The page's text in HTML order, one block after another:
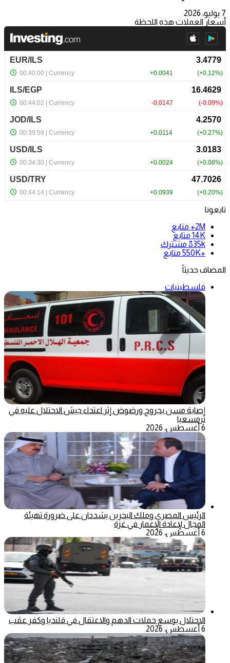
7 يوليو، 2026
أسعار العملات هذه اللحظة
تابعونا
2M+
متابع
14K متابع
835k مشترك
+550K
متابع
المضاف حديثاً
فلسطينيات
إصابة مسن بجروح ورضوض إثر اعتداء جيش الاحتلال عليه في
ترمسعيا
6 أغسطس، 2026
الرئيس المصري وملك البحرين يشددان على ضرورة تهيئة
المجال لإعادة الإعمار في غزة
6 أغسطس، 2026
الاحتلال يوسع حملات الدهم والاعتقال في قلنديا وكفر عقب
6 أغسطس، 2026